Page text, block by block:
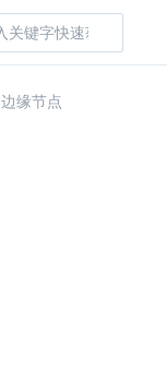
边缘节点